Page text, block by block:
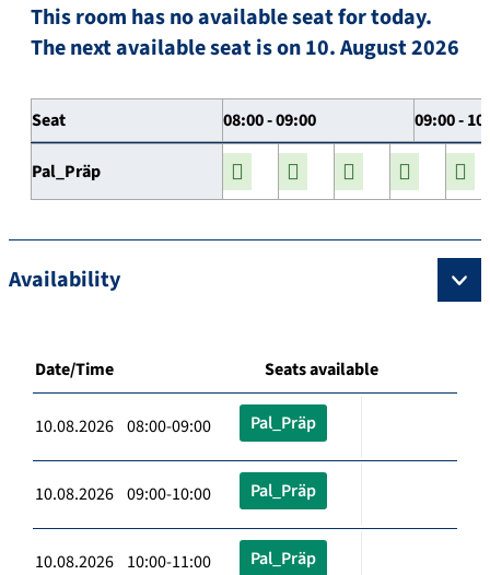
This room has no available seat for today.
The next available seat is on 10. August 2026
Seat 08:00 - 09:00 09:00 -
Pal_Präp
Availability
Date/Time Seats available
10.08.2026 08:00-09:00 Pal_Präp
10.08.2026 09:00-10:00 Pal_Präp
10.08.2026 10:00-11:00 Pal_Präp